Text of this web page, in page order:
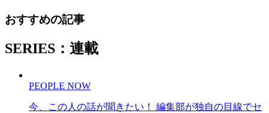
おすすめの記事
SERIES：連載
PEOPLE NOW
今、この人の話が聞きたい！ 編集部が独自の目線でセ